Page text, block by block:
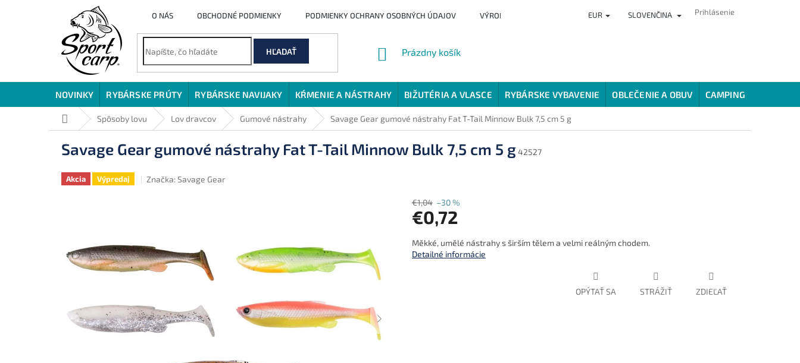
O NÁS OBCHODNÉ PODMIENKY PODMIENKY OCHRANY OSOBNÝCH ÚDAJOV VÝROBCI PREDAJŇA HODNOTENIE OBCHODU
EUR SLOVENČINA Prihlásenie
HĽADAŤ
NÁKUPNÝ
Prázdny košík
NOVINKY RYBÁRSKE PRÚTY RYBÁRSKE NAVIJAKY KŔMENIE A NÁSTRAHY BIŽUTÉRIA A VLASCE RYBÁRSKE VYBAVENIE OBLEČENIE A OBUV CAMPING
DomovSpôsoby lovu Lov dravcov Gumové nástrahy Savage Gear gumové nástrahy Fat T-Tail Minnow Bulk 7,5 cm 5 g
Savage Gear gumové nástrahy Fat T-Tail Minnow Bulk 7,5 cm 5 g42527
Akcia Výpredaj Značka:Savage Gear
€1,04 –30 %
€0,72
cena:
Měkké, umělé nástrahy s širším tělem a velmi reálným chodem.
Detailné informácie
OPÝTAŤ SA STRÁŽIŤ ZDIEĽAŤ